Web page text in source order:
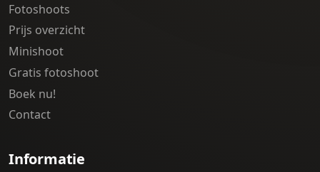
Fotoshoots
Prijs overzicht
Minishoot
Gratis fotoshoot
Boek nu!
Contact
Informatie